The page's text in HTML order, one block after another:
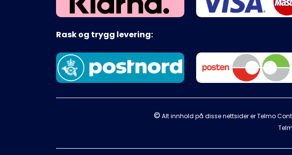
Rask og trygg levering:
©Alt innhold på disse nettsider er Telmo